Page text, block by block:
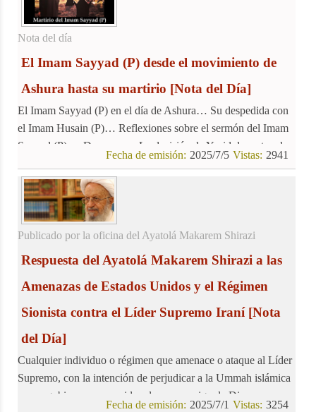
Nota del día
El Imam Sayyad (P) desde el movimiento de
Ashura hasta su martirio [Nota del Día]
El Imam Sayyad (P) en el día de Ashura… Su despedida con
el Imam Husain (P)… Reflexiones sobre el sermón del Imam
Sayyad (P) en Damasco… La decisión de Yazid de matar al
2941
Vistas:
2025/7/5
Fecha de emisión:
Publicado por la oficina del Ayatolá Makarem Shirazi
Respuesta del Ayatolá Makarem Shirazi a las
Amenazas de Estados Unidos y el Régimen
Sionista contra el Líder Supremo Iraní[Nota
del Día]
Cualquier individuo o régimen que amenace o ataque al Líder
Supremo, con la intención de perjudicar a la Ummah islámica
y a su gobierno, es considerado un enemigo de Dios.
3254
Vistas:
2025/7/1
Fecha de emisión: